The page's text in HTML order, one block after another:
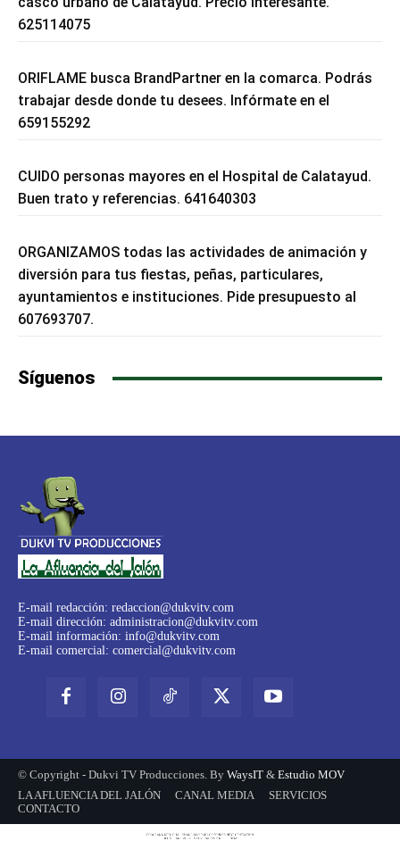
625114075
ORIFLAME busca BrandPartner en la comarca. Podrás
trabajar desde donde tu desees. Infórmate en el
659155292
CUIDO personas mayores en el Hospital de Calatayud.
Buen trato y referencias. 641640303
ORGANIZAMOS todas las actividades de animación y
diversión para tus fiestas, peñas, particulares,
ayuntamientos e instituciones. Pide presupuesto al
607693707.
Síguenos
E-mail redacción: redaccion@dukvitv.com
E-mail dirección: administracion@dukvitv.com
E-mail información: info@dukvitv.com
E-mail comercial: comercial@dukvitv.com
© Copyright - Dukvi TV Producciones. By WaysIT & Estudio MOV
LA AFLUENCIA DEL JALÓN
CANAL MEDIA
SERVICIOS
CONTACTO